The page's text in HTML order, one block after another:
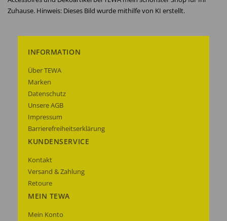
Zuhause. Hinweis: Dieses Bild wurde mithilfe von KI erstellt.
INFORMATION
Über TEWA
Marken
Datenschutz
Unsere AGB
Impressum
Barrierefreiheitserklärung
KUNDENSERVICE
Kontakt
Versand & Zahlung
Retoure
MEIN TEWA
Mein Konto